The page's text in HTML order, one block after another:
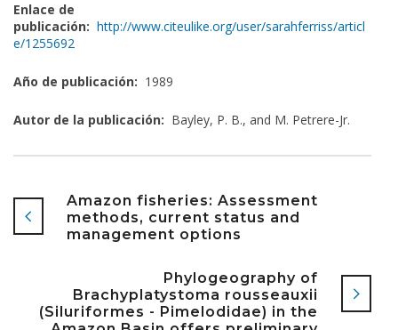
Enlace de
publicación: http://www.citeulike.org/user/sarahferriss/articl
e/1255692
Año de publicación: 1989
Autor de la publicación: Bayley, P. B., and M. Petrere-Jr.
Amazon fisheries: Assessment
methods, current status and
management options
Phylogeography of
Brachyplatystoma rousseauxii
(Siluriformes - Pimelodidae) in the